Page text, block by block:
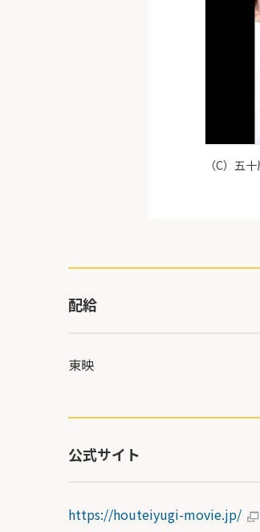
（C）五
配給
東映
公式サイト
https://houteiyugi-movie.jp/